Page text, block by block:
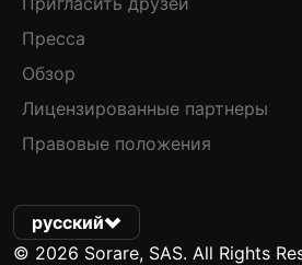
Пресса
Обзор
Лицензированные партнеры
Правовые положения
русский
© 2026 Sorare, SAS. All Rights